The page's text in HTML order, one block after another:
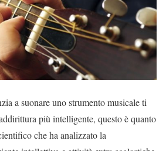
a suonare uno strumento musicale ti
più intelligente, questo è quanto
che ha analizzato la